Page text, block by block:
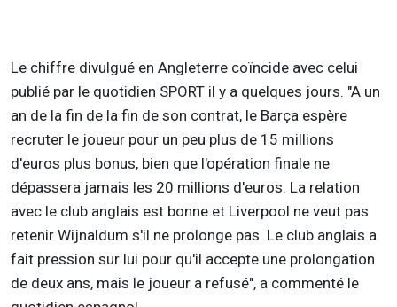
Le chiffre divulgué en Angleterre coïncide avec celui
publié par le quotidien SPORT il y a quelques jours. "A un
an de la fin de la fin de son contrat, le Barça espère
recruter le joueur pour un peu plus de 15 millions
d'euros plus bonus, bien que l'opération finale ne
dépassera jamais les 20 millions d'euros. La relation
avec le club anglais est bonne et Liverpool ne veut pas
retenir Wijnaldum s'il ne prolonge pas. Le club anglais a
fait pression sur lui pour qu'il accepte une prolongation
de deux ans, mais le joueur a refusé", a commenté le